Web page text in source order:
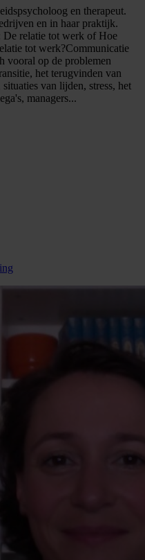
en therapeut.
en in haar praktijk.
De relatie tot werk of Hoe
tot werk?Communicatie
vooral op de problemen
het terugvinden van
van lijden, stress, het
managers...